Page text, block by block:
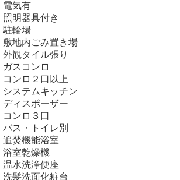
電気有
照明器具付き
駐輪場
敷地内ごみ置き場
外観タイル張り
ガスコンロ
コンロ２口以上
システムキッチン
ディスポーザー
コンロ３口
バス・トイレ別
追焚機能浴室
浴室乾燥機
温水洗浄便座
洗髪洗面化粧台